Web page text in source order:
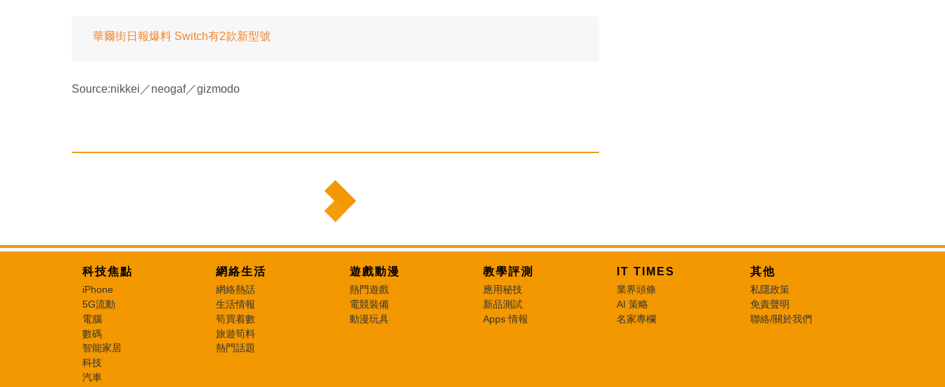
華爾街日報爆料 Switch有2款新型號
Source:nikkei／neogaf／gizmodo
科技焦點
iPhone
5G流動
電腦
數碼
智能家居
科技
汽車
網絡生活
網絡熱話
生活情報
筍買着數
旅遊筍料
熱門話題
遊戲動漫
熱門遊戲
電競裝備
動漫玩具
教學評測
應用秘技
新品測試
Apps 情報
IT TIMES
業界頭條
AI 策略
名家專欄
其他
私隱政策
免責聲明
聯絡/關於我們